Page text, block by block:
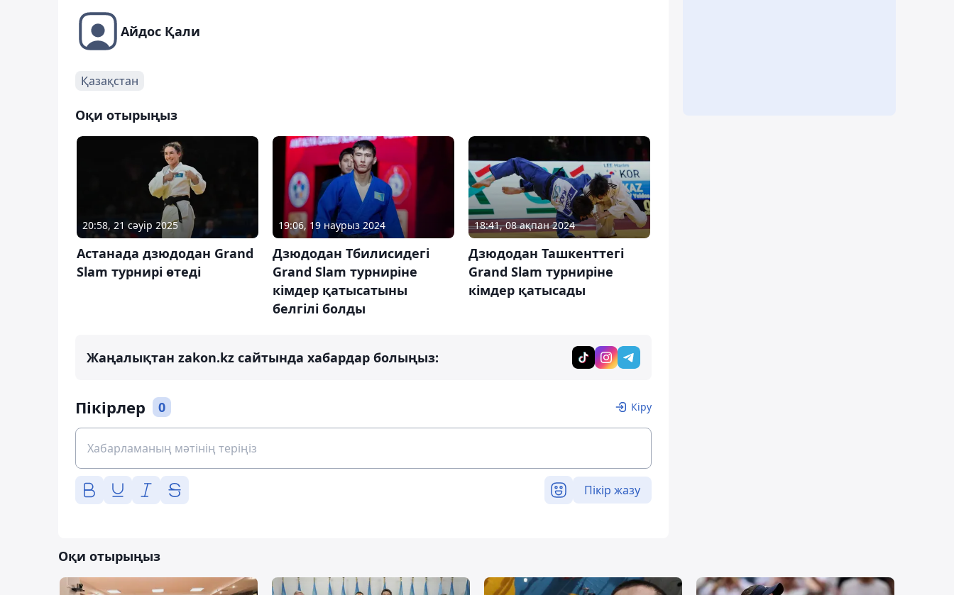
Айдос Қали
Қазақстан
Оқи отырыңыз
20:58, 21 сәуір 2025
Астанада дзюдодан Grand
Slam турнирі өтеді
19:06, 19 наурыз 2024
Дзюдодан Тбилисидегі
Grand Slam турниріне
кімдер қатысатыны
белгілі болды
18:41, 08 ақпан 2024
Дзюдодан Ташкенттегі
Grand Slam турниріне
кімдер қатысады
Жаңалықтан zakon.kz сайтында хабардар болыңыз:
Пікірлер 0 Кіру
Пікір жазу
Оқи отырыңыз